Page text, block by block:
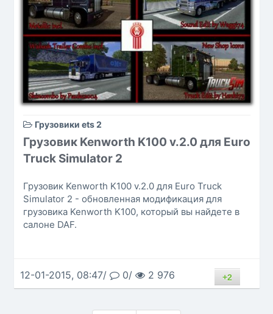
Грузовики ets 2
Грузовик Kenworth K100 v.2.0 для Euro
Truck Simulator 2
Грузовик Kenworth K100 v.2.0 для Euro Truck
Simulator 2 - обновленная модификация для
грузовика Kenworth K100, который вы найдете в
салоне DAF.
12-01-2015, 08:47/ 0/ 2 976 +2